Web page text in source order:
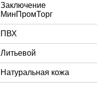
Заключение
МинПромТорг
ПВХ
Литьевой
Натуральная кожа